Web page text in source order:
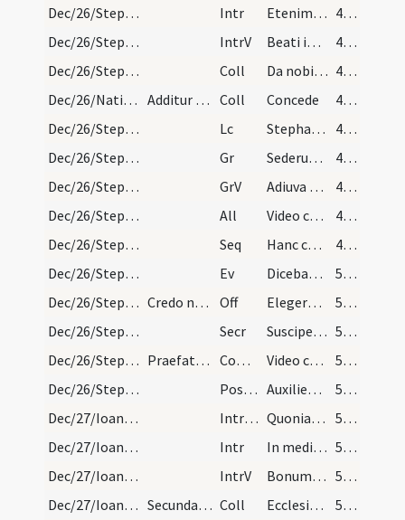
Dec/26/Stephanus martyr/M2/Mass Propers Intr Etenim sederunt principes
48 (14v)
Dec/26/Stephanus martyr/M2/Mass Propers
IntrV Beati immaculati in via
48 (14v)
Dec/26/Stephanus martyr/M2/Mass Propers
Coll Da nobis quaesumus Domine imitari quod colimus
48 (14v)
Dec/26/Nativitas/M2/Mass Propers
Additur oratio de Nativitate Domini Coll Concede
48 (14v)
Dec/26/Stephanus martyr/M2/Mass Propers
Lc Stephanus plenus gratia et fortitudine
48 (14v)
Dec/26/Stephanus martyr/M2/Mass Propers
Gr Sederunt principes
49 (15r)
Dec/26/Stephanus martyr/M2/Mass Propers
GrV Adiuva me Domine
49 (15r)
Dec/26/Stephanus martyr/M2/Mass Propers
All Video caelos apertos
49 (15r)
Dec/26/Stephanus martyr/M2/Mass Propers
Seq Hanc concordi famulatu
49 (15r)
Dec/26/Stephanus martyr/M2/Mass Propers
Ev Dicebat Iesus ... Ecce ego mitto ad vos prophetas
50 (15v)
Dec/26/Stephanus martyr/M2/Mass Propers
Credo non dicitur nisi fuerit dies dominica. Off Elegerunt apostoli Stephanum levitam
50 (15v)
Dec/26/Stephanus martyr/M2/Mass Propers
Secr Suscipe Domine munera pro tuorum sollemnitate sanctorum
50 (15v)
Dec/26/Stephanus martyr/M2/Mass Propers
Praefatio Quia per incarnati. Comm Video caelos apertos
50 (15v)
Dec/26/Stephanus martyr/M2/Mass Propers
Postcomm Auxilientur nobis quaesumus Domine sumpta mysteria
50 (15v)
Dec/27/Ioannes apostolus/M2/Mass Propers
IntrTrop Quoniam Dominus
50 (15v)
Dec/27/Ioannes apostolus/M2/Mass Propers
Intr In medio ecclesiae aperuit os eius
50 (15v)
Dec/27/Ioannes apostolus/M2/Mass Propers
IntrV Bonum est confiteri Domino
50 (15v)
Dec/27/Ioannes apostolus/M2/Mass Propers
Secunda de Nativitate sub una conclusione. Coll Ecclesiam tuam quaesumus Domine benignus illustra
51 (16r)